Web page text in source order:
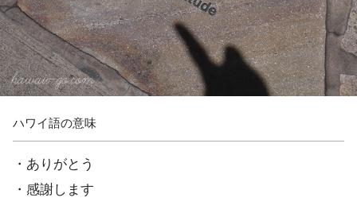
ハワイ語の意味
・ありがとう
・感謝します